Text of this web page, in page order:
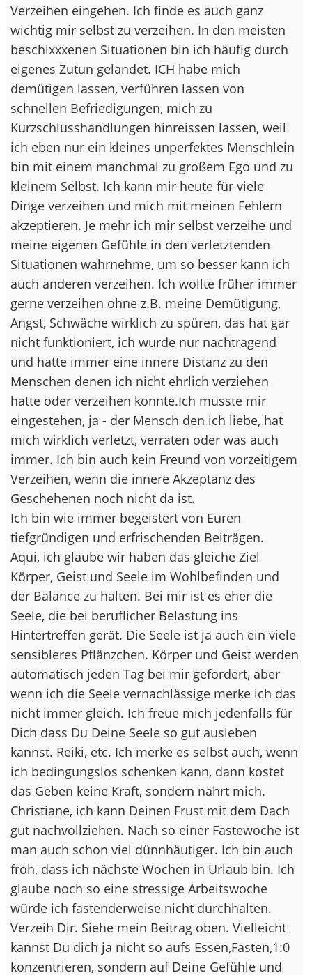
Verzeihen eingehen. Ich finde es auch ganz
wichtig mir selbst zu verzeihen. In den meisten
beschixxxenen Situationen bin ich häufig durch
eigenes Zutun gelandet. ICH habe mich
demütigen lassen, verführen lassen von
schnellen Befriedigungen, mich zu
Kurzschlusshandlungen hinreissen lassen, weil
ich eben nur ein kleines unperfektes Menschlein
bin mit einem manchmal zu großem Ego und zu
kleinem Selbst. Ich kann mir heute für viele
Dinge verzeihen und mich mit meinen Fehlern
akzeptieren. Je mehr ich mir selbst verzeihe und
meine eigenen Gefühle in den verletztenden
Situationen wahrnehme, um so besser kann ich
auch anderen verzeihen. Ich wollte früher immer
gerne verzeihen ohne z.B. meine Demütigung,
Angst, Schwäche wirklich zu spüren, das hat gar
nicht funktioniert, ich wurde nur nachtragend
und hatte immer eine innere Distanz zu den
Menschen denen ich nicht ehrlich verziehen
hatte oder verzeihen konnte.Ich musste mir
eingestehen, ja - der Mensch den ich liebe, hat
mich wirklich verletzt, verraten oder was auch
immer. Ich bin auch kein Freund von vorzeitigem
Verzeihen, wenn die innere Akzeptanz des
Geschehenen noch nicht da ist.
Ich bin wie immer begeistert von Euren
tiefgründigen und erfrischenden Beiträgen.
Aqui, ich glaube wir haben das gleiche Ziel
Körper, Geist und Seele im Wohlbefinden und
der Balance zu halten. Bei mir ist es eher die
Seele, die bei beruflicher Belastung ins
Hintertreffen gerät. Die Seele ist ja auch ein viele
sensibleres Pflänzchen. Körper und Geist werden
automatisch jeden Tag bei mir gefordert, aber
wenn ich die Seele vernachlässige merke ich das
nicht immer gleich. Ich freue mich jedenfalls für
Dich dass Du Deine Seele so gut ausleben
kannst. Reiki, etc. Ich merke es selbst auch, wenn
ich bedingungslos schenken kann, dann kostet
das Geben keine Kraft, sondern nährt mich.
Christiane, ich kann Deinen Frust mit dem Dach
gut nachvollziehen. Nach so einer Fastewoche ist
man auch schon viel dünnhäutiger. Ich bin auch
froh, dass ich nächste Wochen in Urlaub bin. Ich
glaube noch so eine stressige Arbeitswoche
würde ich fastenderweise nicht durchhalten.
Verzeih Dir. Siehe mein Beitrag oben. Vielleicht
kannst Du dich ja nicht so aufs Essen,Fasten,1:0
konzentrieren, sondern auf Deine Gefühle und